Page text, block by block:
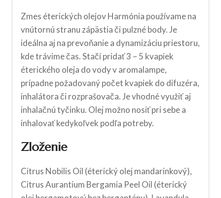
Zmes éterických olejov Harmónia používame na
vnútornú stranu zápästia či pulzné body. Je
ideálna aj na prevoňanie a dynamizáciu priestoru,
kde trávime čas. Stačí pridať 3 – 5 kvapiek
éterického oleja do vody v aromalampe,
prípadne požadovaný počet kvapiek do difuzéra,
inhalátora či rozprašovača. Je vhodné využiť aj
inhalačnú tyčinku. Olej možno nosiť pri sebe a
inhalovať kedykoľvek podľa potreby.
Zloženie
Citrus Nobilis Oil (éterický olej mandarinkový),
Citrus Aurantium Bergamia Peel Oil (éterický